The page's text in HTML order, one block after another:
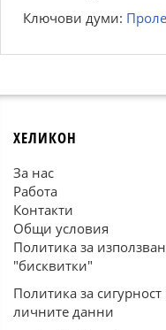
Ключови думи:
ХЕЛИКОН
За нас
Работа
Контакти
Общи условия
Политика за
"бисквитки"
Политика за сигурност
личните данни